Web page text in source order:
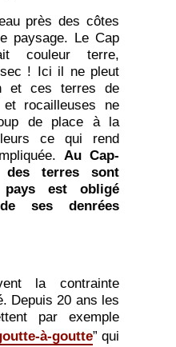
près des côtes
paysage. Le Cap
couleur terre,
! Ici il ne pleut
et ces terres de
rocailleuses ne
de place à la
ce qui rend
Au Cap-
des terres sont
est obligé
ses denrées
la contrainte
Depuis 20 ans les
par exemple
à-goutte” qui